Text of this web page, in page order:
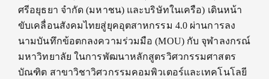
ศรีอยุธยา จำกัด (มหาชน) และบริษัทในเครือ) เดินหน้า
ขับเคลื่อนสังคมไทยสู่ยุคอุตสาหกรรม 4.0 ผ่านการลง
นามบันทึกข้อตกลงความร่วมมือ (MOU) กับ จุฬาลงกรณ์
มหาวิทยาลัย ในการพัฒนาหลักสูตรวิศวกรรมศาสตร
บัณฑิต สาขาวิชาวิศวกรรมคอมพิวเตอร์และเทคโนโลยี